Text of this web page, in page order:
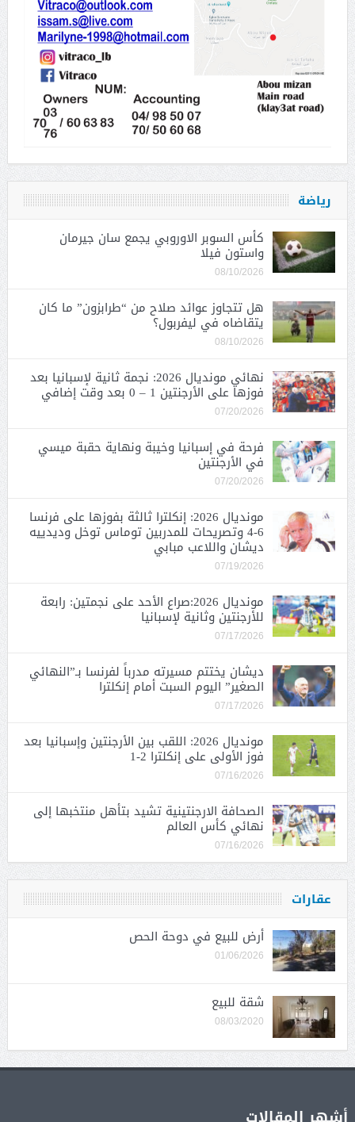
رياضة
كأس السوبر الاوروبي يجمع سان جيرمان
واستون فيلا
08/10/2026
هل تتجاوز عوائد صلاح من “طرابزون” ما كان
يتقاضاه في ليفربول؟
08/10/2026
نهائي مونديال 2026: نجمة ثانية لإسبانيا بعد
فوزها على الأرجنتين 1 – 0 بعد وقت إضافي
07/20/2026
فرحة في إسبانيا وخيبة ونهاية حقبة ميسي
في الأرجنتين
07/20/2026
مونديال 2026: إنكلترا ثالثة بفوزها على فرنسا
6-4 وتصريحات للمدربين توماس توخل وديدييه
ديشان واللاعب مبابي
07/19/2026
مونديال 2026:صراع الأحد على نجمتين: رابعة
للأرجنتين وثانية لإسبانيا
07/17/2026
ديشان يختتم مسيرته مدرباً لفرنسا بـ”النهائي
الصغير” اليوم السبت أمام إنكلترا
07/17/2026
مونديال 2026: اللقب بين الأرجنتين وإسبانيا بعد
فوز الأولى على إنكلترا 2-1
07/16/2026
الصحافة الارجنتينية تشيد بتأهل منتخبها إلى
نهائي كأس العالم
07/16/2026
عقارات
أرض للبيع في دوحة الحص
01/06/2026
شقة للبيع
08/03/2020